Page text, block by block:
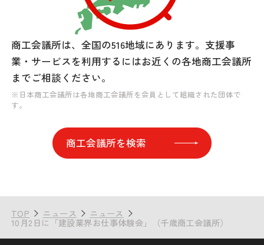
商工会議所は、全国の516地域にあります。 支援事
業・サービスを利用するにはお近くの各地商工会議所
までご相談ください。
※日本商工会議所は各地商工会議所を会員として組織された団体で
す。
商工会議所を検索
TOP ニュース ニュース
10月2日に「建設業界お仕事体験会」（千歳商工会議所）